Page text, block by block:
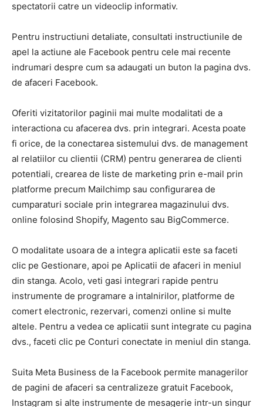
spectatorii catre un videoclip informativ.
Pentru instructiuni detaliate, consultati instructiunile de
apel la actiune ale Facebook pentru cele mai recente
indrumari despre cum sa adaugati un buton la pagina dvs.
de afaceri Facebook.
Oferiti vizitatorilor paginii mai multe modalitati de a
interactiona cu afacerea dvs. prin integrari. Acesta poate
fi orice, de la conectarea sistemului dvs. de management
al relatiilor cu clientii (CRM) pentru generarea de clienti
potentiali, crearea de liste de marketing prin e-mail prin
platforme precum Mailchimp sau configurarea de
cumparaturi sociale prin integrarea magazinului dvs.
online folosind Shopify, Magento sau BigCommerce.
O modalitate usoara de a integra aplicatii este sa faceti
clic pe Gestionare, apoi pe Aplicatii de afaceri in meniul
din stanga. Acolo, veti gasi integrari rapide pentru
instrumente de programare a intalnirilor, platforme de
comert electronic, rezervari, comenzi online si multe
altele. Pentru a vedea ce aplicatii sunt integrate cu pagina
dvs., faceti clic pe Conturi conectate in meniul din stanga.
Suita Meta Business de la Facebook permite managerilor
de pagini de afaceri sa centralizeze gratuit Facebook,
Instagram si alte instrumente de mesagerie intr-un singur